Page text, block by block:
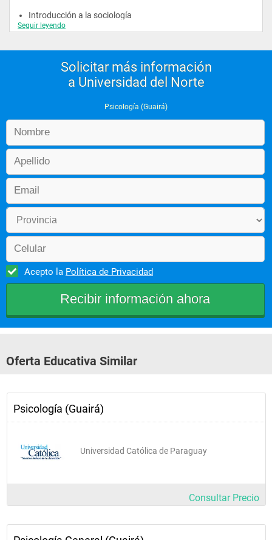
Introducción a la sociología
Segundo año
Anatomía y fisiología del sistema nervioso
La psicología en paraguay
Psicodiagnóstico: psicometría
Psicopatología I
Neurología
Pasantía neurología
Psicoanálisis II
Seguir leyendo
Solicitar más información
a Universidad del Norte
Psicología (Guairá)
Acepto la Política de Privacidad
Oferta Educativa Similar
Psicología (Guairá)
Universidad Católica de Paraguay
Consultar Precio